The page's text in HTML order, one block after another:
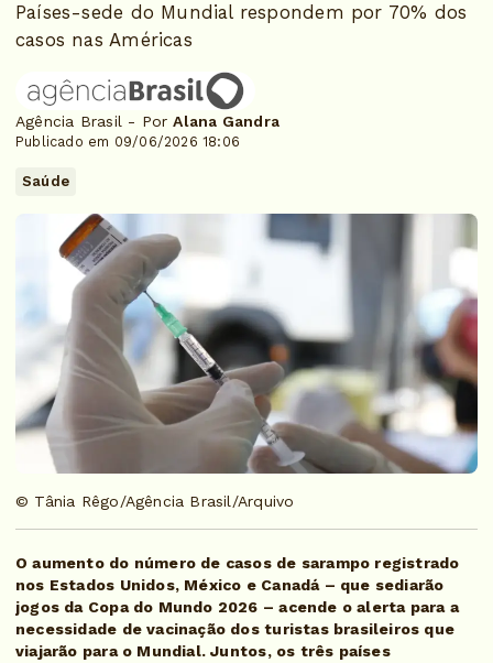
Países-sede do Mundial respondem por 70% dos
casos nas Américas
Agência Brasil - PorAlana Gandra
Publicado em 09/06/2026 18:06
Saúde
© Tânia Rêgo/Agência Brasil/Arquivo
O aumento do número de casos de sarampo registrado
nos Estados Unidos, México e Canadá – que sediarão
jogos da Copa do Mundo 2026 – acende o alerta para a
necessidade de vacinação dos turistas brasileiros que
viajarão para o Mundial. Juntos, os três países